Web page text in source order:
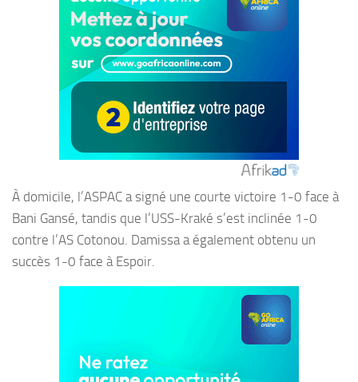
À domicile, l’ASPAC a signé une courte victoire 1-0 face à
Bani Gansé, tandis que l’USS-Kraké s’est inclinée 1-0
contre l’AS Cotonou. Damissa a également obtenu un
succès 1-0 face à Espoir.